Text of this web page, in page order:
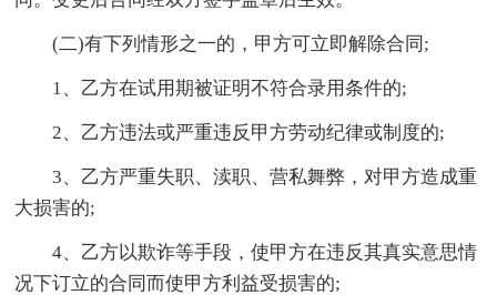
(二)有下列情形之一的，甲方可立即解除合同;
1、乙方在试用期被证明不符合录用条件的;
2、乙方违法或严重违反甲方劳动纪律或制度的;
3、乙方严重失职、渎职、营私舞弊，对甲方造成重
大损害的;
4、乙方以欺诈等手段，使甲方在违反其真实意思情
况下订立的合同而使甲方利益受损害的;